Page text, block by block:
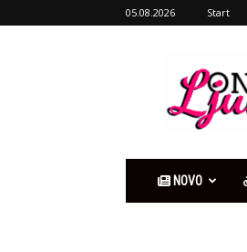
05.08.2026 Start
online
NOVO